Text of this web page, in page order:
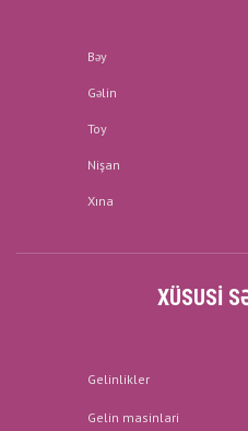
Bəy
Gəlin
Toy
Nişan
Xına
XÜSUSI
Gelinlikler
Gelin masinlari